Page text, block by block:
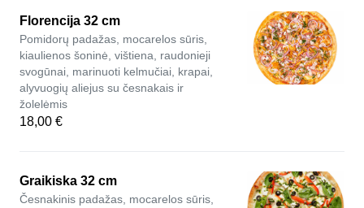
Florencija 32 cm
Pomidorų padažas, mocarelos sūris,
kiaulienos šoninė, vištiena, raudonieji
svogūnai, marinuoti kelmučiai, krapai,
alyvuogių aliejus su česnakais ir
žolelėmis
18,00 €
Graikiska 32 cm
Česnakinis padažas, mocarelos sūris,